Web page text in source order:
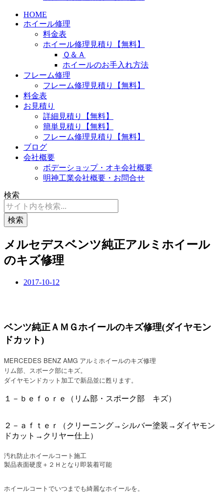
HOME
ホイール修理
料金表
ホイール修理見積り【無料】
Ｑ＆Ａ
ホイールのお手入れ方法
フレーム修理
フレーム修理見積り【無料】
料金表
お見積り
詳細見積り【無料】
簡単見積り【無料】
フレーム修理見積り【無料】
ブログ
会社概要
ボデーショップ・オキ会社概要
明神工業会社概要・お問合せ
検索
検索
メルセデスベンツ純正アルミホイール
のキズ修理
2017-10-12
ベンツ純正ＡＭＧホイールのキズ修理(ダイヤモン
ドカット)
MERCEDES BENZ AMG アルミホイールのキズ修理
リム部、スポーク部にキズ。
ダイヤモンドカット加工で新品並に甦ります。
１－ｂｅｆｏｒｅ（リム部・スポーク部 キズ）
２－ａｆｔｅｒ（クリーニング→シルバー塗装→ダイヤモン
ドカット→クリヤー仕上）
汚れ防止ホイールコート施工
製品表面硬度＋２Ｈとなり即装着可能
ホイールコートでいつまでも綺麗なホイールを。